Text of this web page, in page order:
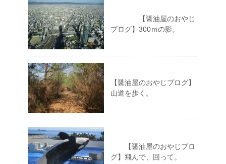
【醤油屋のおやじ
ブログ】300ｍの影。
【醤油屋のおやじブログ】
山道を歩く。
【醤油屋のおやじブロ
グ】飛んで、回って。